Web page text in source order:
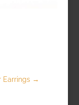
Earrings →